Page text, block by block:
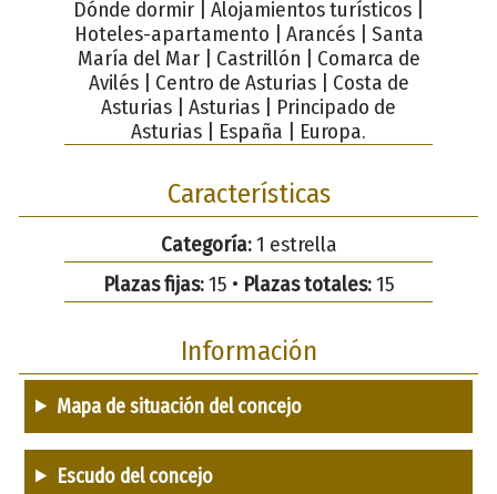
Dónde dormir | Alojamientos turísticos |
Hoteles-apartamento | Arancés | Santa
María del Mar | Castrillón | Comarca de
Avilés | Centro de Asturias | Costa de
Asturias | Asturias | Principado de
Asturias | España | Europa.
Características
Categoría:1 estrella
Plazas fijas:15 • Plazas totales:15
Información
Mapa de situación del concejo
Escudo del concejo